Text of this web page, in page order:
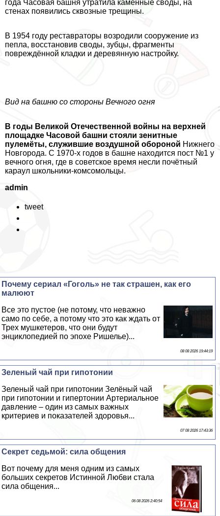
года Часовая башня утратила каменные своды, на
стенах появились сквозные трещины.
В 1954 году реставраторы возродили сооружение из
пепла, восстановив своды, зубцы, фрагменты
повреждённой кладки и деревянную настройку.
Вид на башню со стороны Вечного огня
В годы Великой Отечественной войны на верхней
площадке Часовой башни стояли зенитные
пулемёты, служившие воздушной обороной Нижнего
Новгорода. С 1970-х годов в башне находится пост №1 у
вечного огня, где в советское время несли почётный
караул школьники-комсомольцы.
admin
tweet
Почему сериал «Гоголь» не так страшен, как его
малюют
Все это пустое (не потому, что неважно
само по себе, а потому что это как ждать от
Трех мушкетеров, что они будут
энциклопедией по эпохе Ришелье)...
08 08 2026 19:44:19
Зеленый чай при гипотонии
Зеленый чай при гипотонии Зелёный чай
при гипотонии и гипертонии Артериальное
давление – один из самых важных
критериев и показателей здоровья...
07 08 2026 17:43:36
Секрет седьмой: сила общения
Вот почему для меня одним из самых
больших секретов Истинной Любви стала
сила общения...
06 08 2026 2:40:54